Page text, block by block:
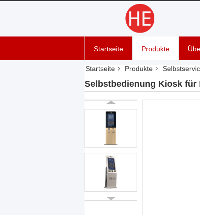
Startseite Produkte
Startseite Produkte
Selbstbedienung Kiosk für